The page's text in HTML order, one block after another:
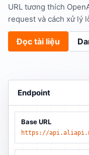
URL tương thích
request và cách xử lý
Đọc tài liệu
Endpoint
Base URL
https://